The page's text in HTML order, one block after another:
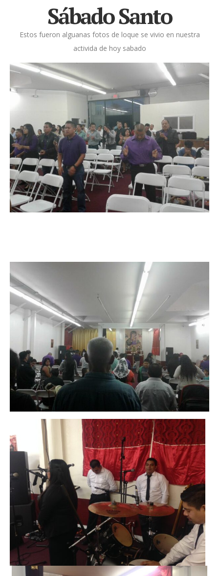
Sábado Santo
Estos fueron alguanas fotos de loque se vivio en nuestra
activida de hoy sabado